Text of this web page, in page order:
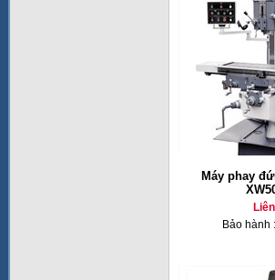
Máy phay
Bảo hành